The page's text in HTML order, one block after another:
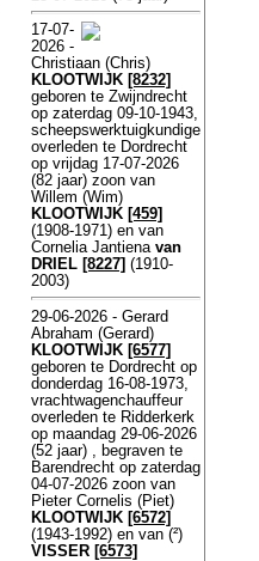
17-07-
2026 -
Christiaan (Chris)
KLOOTWIJK [8232]
geboren te Zwijndrecht
op zaterdag 09-10-1943,
scheepswerktuigkundige
overleden te Dordrecht
op vrijdag 17-07-2026
(82 jaar) zoon van
Willem (Wim)
KLOOTWIJK [459]
(1908-1971) en van
Cornelia Jantiena van
DRIEL [8227] (1910-
2003)
29-06-2026 - Gerard
Abraham (Gerard)
KLOOTWIJK [6577]
geboren te Dordrecht op
donderdag 16-08-1973,
vrachtwagenchauffeur
overleden te Ridderkerk
op maandag 29-06-2026
(52 jaar) , begraven te
Barendrecht op zaterdag
04-07-2026 zoon van
Pieter Cornelis (Piet)
KLOOTWIJK [6572]
(1943-1992) en van (²)
VISSER [6573]